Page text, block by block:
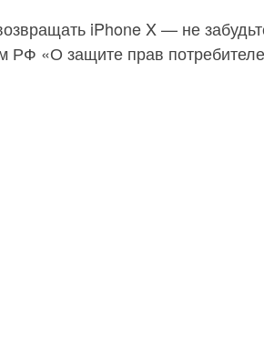
iPhone X — не
РФ «О защите прав